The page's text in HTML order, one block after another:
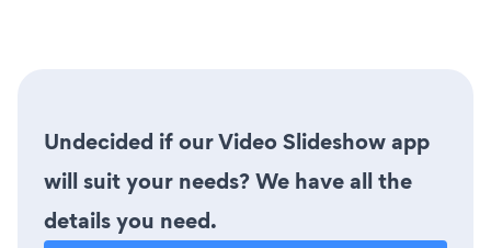
Undecided if our Video Slideshow app
will suit your needs? We have all the
details you need.